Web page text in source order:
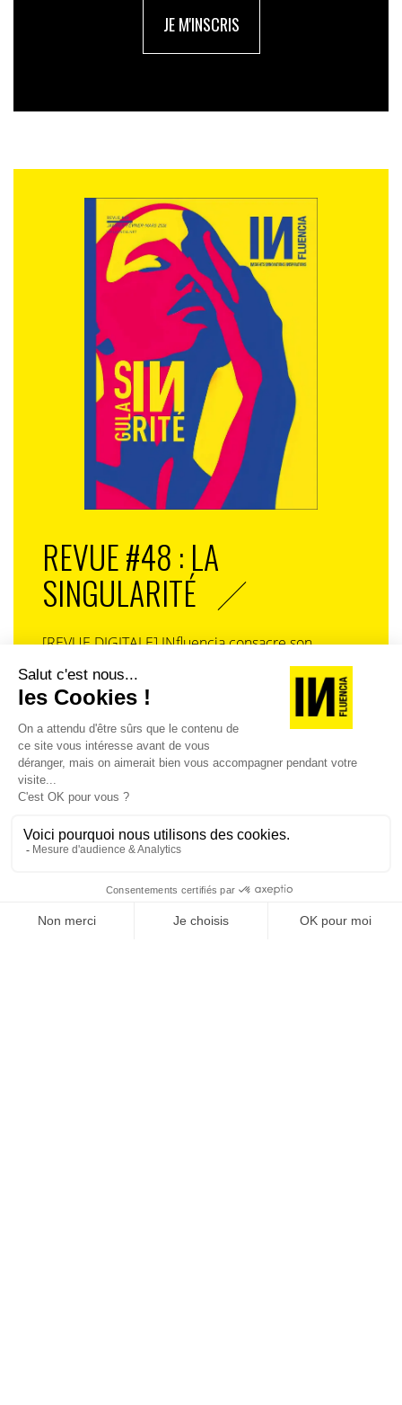
JE M'INSCRIS
REVUE #48 : LA
SINGULARITÉ
[REVUE DIGITALE] INfluencia consacre son
prochain numéro à une question devenue
centrale dans l’économie contemporaine : Qu’est-
ce que la singularité à l’heure de la
standardisation généralisée ? Ce numéro explore
la singularité là où elle est la plus mise à l’épreuve
: dans l’entreprise, dans la marque, dans les
organisations, dans les choix de gouvernance,
J'ACHÈTE LE NUMÉRO